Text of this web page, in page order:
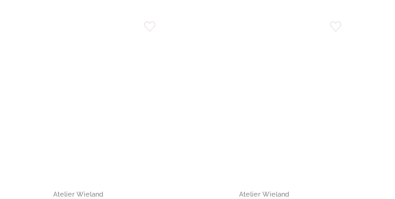
Atelier Wieland Atelier Wieland